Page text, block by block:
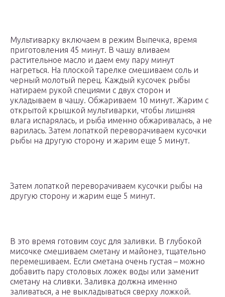
Мультиварку включаем в режим Выпечка, время
приготовления 45 минут. В чашу вливаем
растительное масло и даем ему пару минут
нагреться. На плоской тарелке смешиваем соль и
черный молотый перец. Каждый кусочек рыбы
натираем рукой специями с двух сторон и
укладываем в чашу. Обжариваем 10 минут. Жарим с
открытой крышкой мультиварки, чтобы лишняя
влага испарялась, и рыба именно обжаривалась, а не
варилась. Затем лопаткой переворачиваем кусочки
рыбы на другую сторону и жарим еще 5 минут.
Затем лопаткой переворачиваем кусочки рыбы на
другую сторону и жарим еще 5 минут.
В это время готовим соус для заливки. В глубокой
мисочке смешиваем сметану и майонез, тщательно
перемешиваем. Если сметана очень густая – можно
добавить пару столовых ложек воды или заменит
сметану на сливки. Заливка должна именно
заливаться, а не выкладываться сверху ложкой.